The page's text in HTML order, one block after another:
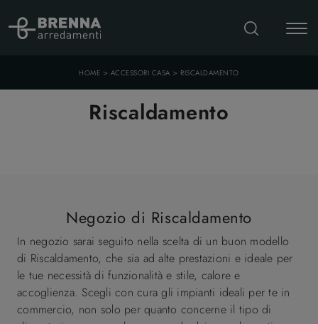
HOME > ACCESSORI CASA > RISCALDAMENTO
Riscaldamento
Negozio di Riscaldamento
In negozio sarai seguito nella scelta di un buon modello
di Riscaldamento, che sia ad alte prestazioni e ideale per
le tue necessità di funzionalità e stile, calore e
accoglienza. Scegli con cura gli impianti ideali per te in
commercio, non solo per quanto concerne il tipo di